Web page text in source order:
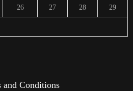
26 27 28 29
and Conditions